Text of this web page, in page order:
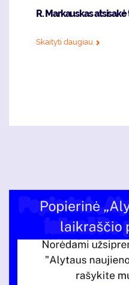
R. Markauskas
Skaityti daugiau